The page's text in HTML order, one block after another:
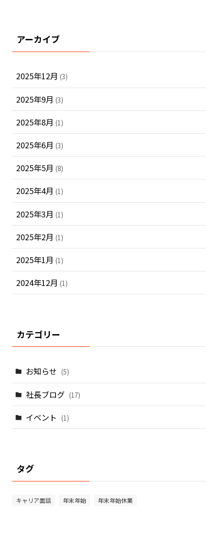
アーカイブ
2025年12月 (3)
2025年9月 (3)
2025年8月 (1)
2025年6月 (3)
2025年5月 (8)
2025年4月 (1)
2025年3月 (1)
2025年2月 (1)
2025年1月 (1)
2024年12月 (1)
カテゴリー
お知らせ (5)
社長ブログ (17)
イベント (1)
タグ
キャリア面談 年末年始 年末年始休業